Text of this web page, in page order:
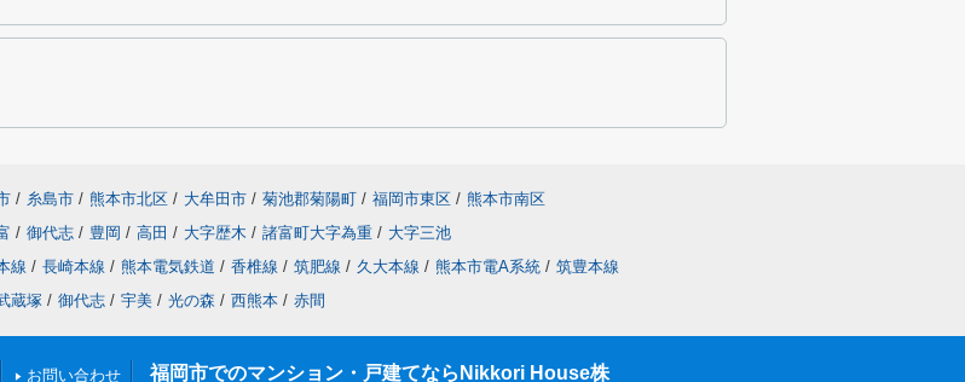
/ 糸島市 / 熊本市北区 / 大牟田市 / 菊池郡菊陽町 / 福岡市東区 / 熊本市南区
/ 御代志 / 豊岡 / 高田 / 大字歴木 / 諸富町大字為重 / 大字三池
線 / 長崎本線 / 熊本電気鉄道 / 香椎線 / 筑肥線 / 久大本線 / 熊本市電A系統 / 筑豊本線
蔵塚 / 御代志 / 宇美 / 光の森 / 西熊本 / 赤間
お問い合わせ 福岡市でのマンション・戸建てならNikkori House株